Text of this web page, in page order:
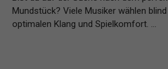
Mundstück? Viele Musiker wählen
optimalen Klang und Spielkomfort. …